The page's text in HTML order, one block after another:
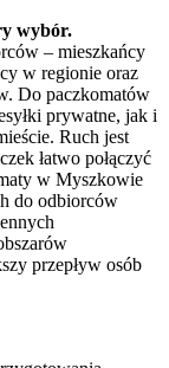
wybór.
– mieszkańcy
w regionie oraz
Do paczkomatów
prywatne, jak i
Ruch jest
łatwo połączyć
w Myszkowie
do odbiorców
przepływ osób